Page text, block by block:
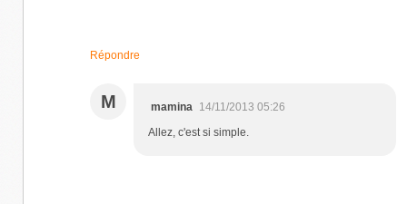
Répondre
M mamina
14/11/2013 05:26
Allez, c'est si simple.